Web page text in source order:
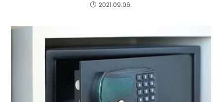
2021.09.06.